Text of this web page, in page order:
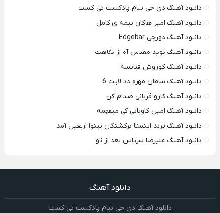
دانلود آهنگ دی جی تیام پادکست تی کست
دانلود آهنگ امیر هاکان نیمه ی کامل
دانلود آهنگ دورچی Edgebar
دانلود آهنگ نوید مقدس آه از نگاهت
دانلود آهنگ کوروش فیانسه
دانلود آهنگ سامان مهره دد لایت 6
دانلود آهنگ کارو قربانی صدام کن
دانلود آهنگ امین کاویانی کی میفهمه
دانلود آهنگ ترند اینستا برکشتگان نینوا اربعین آمد
دانلود آهنگ علیرضا سرپاس بعد از تو
دانلود آهنگ
دانلود آهنگ دی جی تیام پادکست تی کست